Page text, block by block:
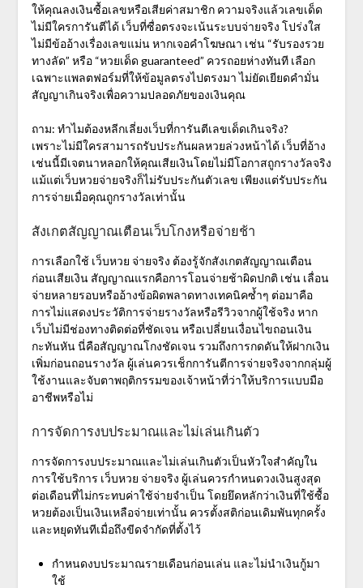
ให้คุณลงเงินซื้อเลขหรือเสียค่าสมาชิก ความจริงแล้วเลขเด็ด
ไม่มีใครการันตีได้ เว็บที่ซื่อตรงจะเน้นระบบจ่ายจริง โปร่งใส
ไม่มีข้ออ้างเรื่องเลขแม่น หากเจอคำโฆษณา เช่น “รับรองรวย
ทางลัด” หรือ “หวยเด็ด guaranteed” ควรถอยห่างทันที เลือก
เฉพาะแพลตฟอร์มที่ให้ข้อมูลตรงไปตรงมา ไม่ยัดเยียดคำมั่น
สัญญาเกินจริงเพื่อความปลอดภัยของเงินคุณ
ถาม: ทำไมต้องหลีกเลี่ยงเว็บที่การันตีเลขเด็ดเกินจริง?
เพราะไม่มีใครสามารถรับประกันผลหวยล่วงหน้าได้ เว็บที่อ้าง
เช่นนี้มีเจตนาหลอกให้คุณเสียเงินโดยไม่มีโอกาสถูกรางวัลจริง
แม้แต่เว็บหวยจ่ายจริงก็ไม่รับประกันตัวเลข เพียงแต่รับประกัน
การจ่ายเมื่อคุณถูกรางวัลเท่านั้น
สังเกตสัญญาณเตือนเว็บโกงหรือจ่ายช้า
การเลือกใช้ เว็บหวย จ่ายจริง ต้องรู้จักสังเกตสัญญาณเตือน
ก่อนเสียเงิน สัญญาณแรกคือการโอนจ่ายช้าผิดปกติ เช่น เลื่อน
จ่ายหลายรอบหรืออ้างข้อผิดพลาดทางเทคนิคซ้ำๆ ต่อมาคือ
การไม่แสดงประวัติการจ่ายรางวัลหรือรีวิวจากผู้ใช้จริง หาก
เว็บไม่มีช่องทางติดต่อที่ชัดเจน หรือเปลี่ยนเงื่อนไขถอนเงิน
กะทันหัน นี่คือสัญญาณโกงชัดเจน รวมถึงการกดดันให้ฝากเงิน
เพิ่มก่อนถอนรางวัล ผู้เล่นควรเช็กการันตีการจ่ายจริงจากกลุ่มผู้
ใช้งานและจับตาพฤติกรรมของเจ้าหน้าที่ว่าให้บริการแบบมือ
อาชีพหรือไม่
การจัดการงบประมาณและไม่เล่นเกินตัว
การจัดการงบประมาณและไม่เล่นเกินตัวเป็นหัวใจสำคัญใน
การใช้บริการ เว็บหวย จ่ายจริง ผู้เล่นควรกำหนดวงเงินสูงสุด
ต่อเดือนที่ไม่กระทบค่าใช้จ่ายจำเป็น โดยยึดหลักว่าเงินที่ใช้ซื้อ
หวยต้องเป็นเงินเหลือจ่ายเท่านั้น ควรตั้งสติก่อนเดิมพันทุกครั้ง
และหยุดทันทีเมื่อถึงขีดจำกัดที่ตั้งไว้
กำหนดงบประมาณรายเดือนก่อนเล่น และไม่นำเงินกู้มา
ใช้